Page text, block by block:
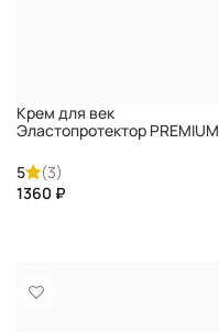
Крем для век
Эластопротектор PREMIUM
5
(3)
₽